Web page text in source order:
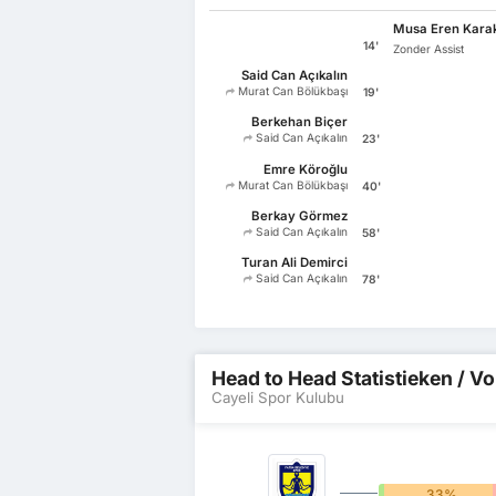
14'
Musa Eren
Zonder Assist
Said Can Açıkalın
Murat Can Bölükbaşı 19'
Berkehan Biçer
Said Can Açıkalın 23'
Emre Köroğlu
Murat Can Bölükbaşı 40'
Berkay Görmez
Said Can Açıkalın 58'
Turan Ali Demirci
Said Can Açıkalın 78'
Head to Head Statistieken /
Cayeli Spor Kulubu